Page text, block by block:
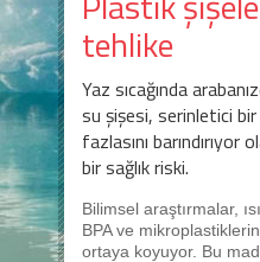
tehlike
Yaz sıcağında
su şişesi, serinletici
fazlasını barındırıyor
bir sağlık riski.
Bilimsel araştırmalar,
BPA ve mikroplastiklerin
ortaya koyuyor. Bu